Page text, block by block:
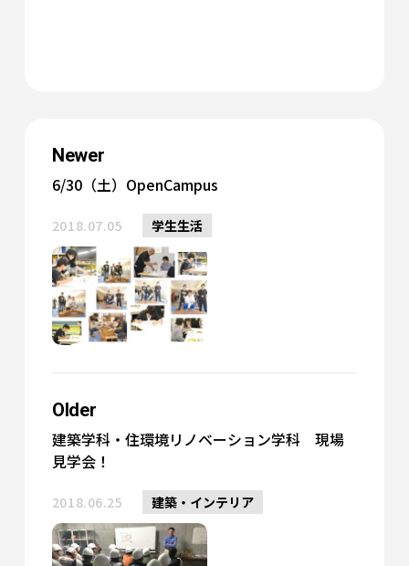
Newer
6/30（土）OpenCampus
2018.07.05 学生生活
Older
建築学科・住環境リノベーション学科 現場
見学会！
2018.06.25 建築・インテリア